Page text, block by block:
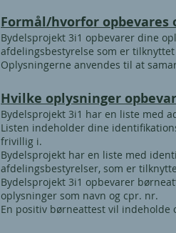
Formål/hvorfor opbevares
Bydelsprojekt 3i1 opbevarer dine
afdelingsbestyrelse som er
Oplysningerne anvendes til at
Hvilke oplysninger
Bydelsprojekt 3i1 har en liste med
Listen indeholder dine
frivillig i.
Bydelsprojekt har en liste med
afdelingsbestyrelser, som er
Bydelsprojekt 3i1 opbevarer
oplysninger som navn og cpr. nr.
En positiv børneattest vil